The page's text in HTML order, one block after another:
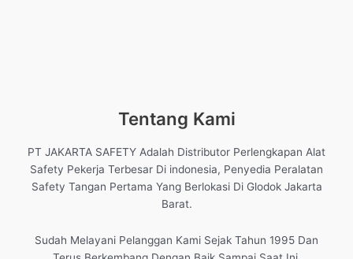
Tentang Kami
PT JAKARTA SAFETY Adalah Distributor Perlengkapan Alat
Safety Pekerja Terbesar Di indonesia, Penyedia Peralatan
Safety Tangan Pertama Yang Berlokasi Di Glodok Jakarta
Barat.
Sudah Melayani Pelanggan Kami Sejak Tahun 1995 Dan